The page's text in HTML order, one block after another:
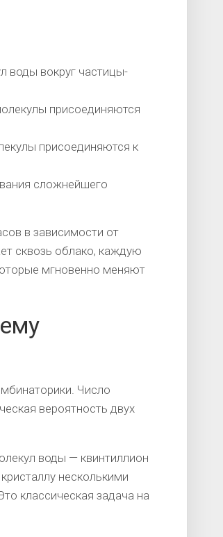
воды вокруг частицы-
присоединяются
присоединяются к
сложнейшего
в зависимости от
сквозь облако, каждую
мгновенно меняют
Число
вероятность двух
воды — квинтиллион
несколькими
классическая задача на